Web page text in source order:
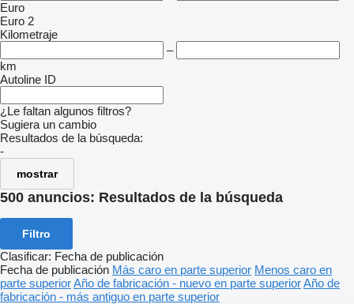
Euro
Euro 2
Kilometraje
–
km
Autoline ID
¿Le faltan algunos filtros?
Sugiera un cambio
Resultados de la búsqueda:
-
mostrar
500 anuncios: Resultados de la búsqueda
Filtro
Clasificar: Fecha de publicación
Fecha de publicación Más caro en parte superior Menos caro en
parte superiorAño de fabricación - nuevo en parte superiorAño de
fabricación - más antiguo en parte superior